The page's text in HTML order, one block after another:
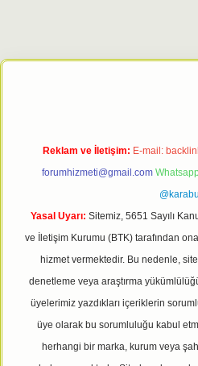
adresitulipbett.net
Reklam ve İletişim: E-mail:
forumhizmeti@gmail.com
@karabul
Yasal Uyarı: Sitemiz, 5651 Sayılı
ve İletişim Kurumu (BTK) tarafından
hizmet vermektedir. Bu nedenle,
denetleme veya araştırma
üyelerimiz yazdıkları içeriklerin
üye olarak bu sorumluluğu kabul
herhangi bir marka, kurum veya